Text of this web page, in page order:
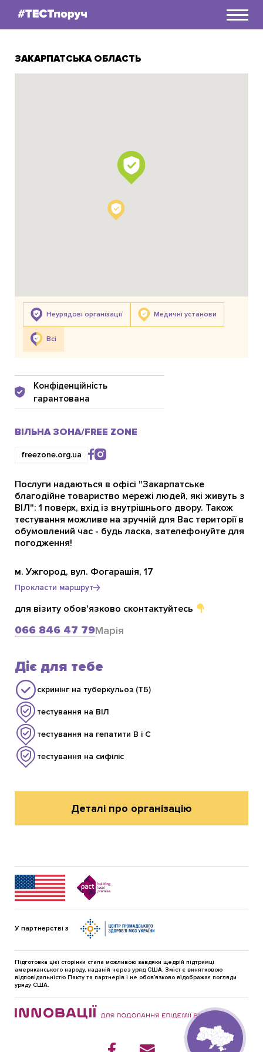
Як дізнатися свій статус
ЗАКАРПАТСЬКА ОБЛАСТЬ
Неурядові організації Медичні установи
Всі
Конфіденційність
гарантована
ВІЛЬНА ЗОНА/FREE ZONE
freezone.org.ua
Послуги надаються в офісі "Закарпатське
благодійне товариство мережі людей, які живуть з
ВІЛ": 1 поверх, вхід із внутрішнього двору. Також
тестування можливе на зручній для Вас території в
обумовлений час - будь ласка, зателефонуйте для
погодження!
м. Ужгород, вул. Фогарашія, 17
Прокласти маршрут
для візиту обов'язково сконтактуйтесь
066 846 47 79Марія
Діє для тебе
скринінг на туберкульоз (ТБ)
тестування на ВІЛ
тестування на гепатити В і С
тестування на сифіліс
Деталі про організацію
Підготовка цієї сторінки стала можливою завдяки щедрій підтримці
американського народу, наданій через уряд США. Зміст є винятковою
відповідальністю Пакту та партнерiв i не обов’язково відображає погляди
уряду США.
У партнерстві з